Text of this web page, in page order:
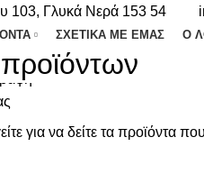
103, Γλυκά Νερά 153 54
ΣΧΕΤΙΚΆ ΜΕ ΕΜΆΣ Ο
για να δείτε τα προϊόντα